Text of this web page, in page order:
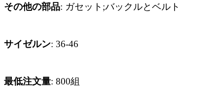
その他の部品: ガセット;バックルとベルト
サイゼルン: 36-46
最低注文量: 800組